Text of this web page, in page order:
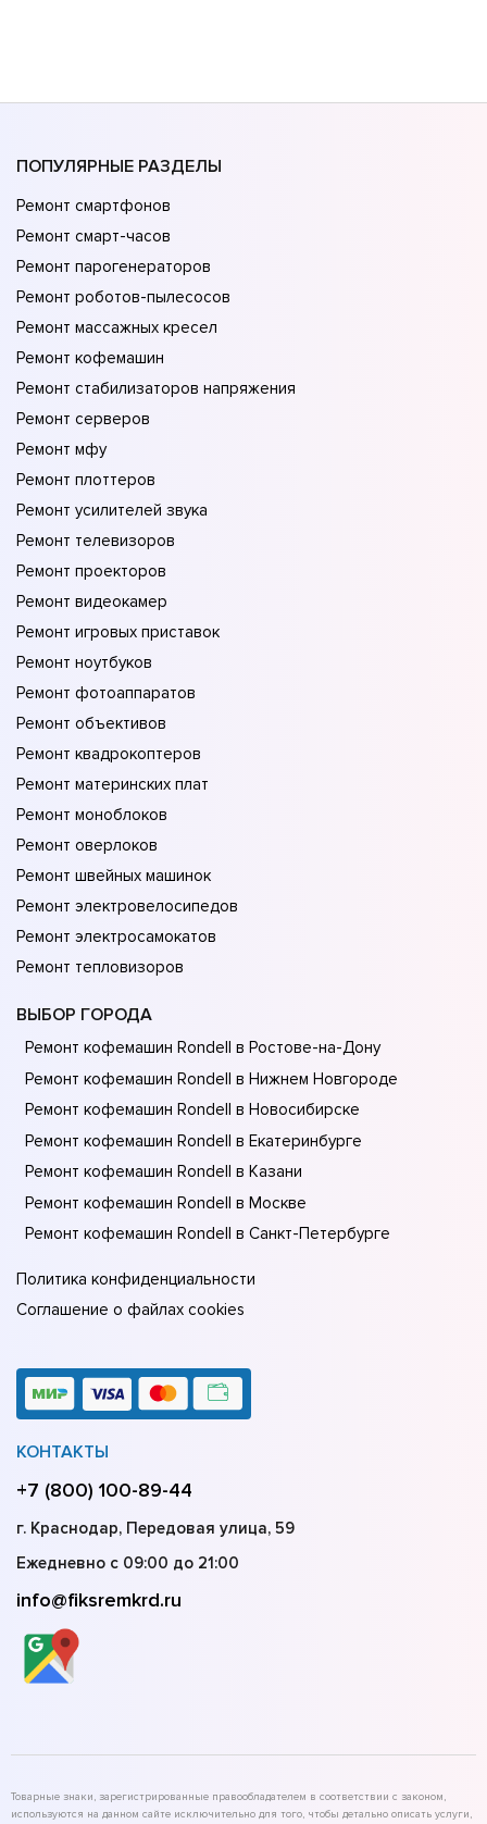
ПОПУЛЯРНЫЕ РАЗДЕЛЫ
Ремонт смартфонов
Ремонт смарт-часов
Ремонт парогенераторов
Ремонт роботов-пылесосов
Ремонт массажных кресел
Ремонт кофемашин
Ремонт стабилизаторов напряжения
Ремонт серверов
Ремонт мфу
Ремонт плоттеров
Ремонт усилителей звука
Ремонт телевизоров
Ремонт проекторов
Ремонт видеокамер
Ремонт игровых приставок
Ремонт ноутбуков
Ремонт фотоаппаратов
Ремонт объективов
Ремонт квадрокоптеров
Ремонт материнских плат
Ремонт моноблоков
Ремонт оверлоков
Ремонт швейных машинок
Ремонт электровелосипедов
Ремонт электросамокатов
Ремонт тепловизоров
ВЫБОР ГОРОДА
Ремонт кофемашин Rondell в Ростове-на-Донy
Ремонт кофемашин Rondell в Нижнем Новгороде
Ремонт кофемашин Rondell в Новосибирске
Ремонт кофемашин Rondell в Екатеринбурге
Ремонт кофемашин Rondell в Казани
Ремонт кофемашин Rondell в Москве
Ремонт кофемашин Rondell в Санкт-Петербурге
Политика конфиденциальности
Соглашение о файлах cookies
КОНТАКТЫ
+7 (800) 100-89-44
г. Краснодар, Передовая улица, 59
Ежедневно с 09:00 до 21:00
info@fiksremkrd.ru
Товарные знаки, зарегистрированные правообладателем в соответствии с законом,
используются на данном сайте исключительно для того, чтобы детально описать услуги,